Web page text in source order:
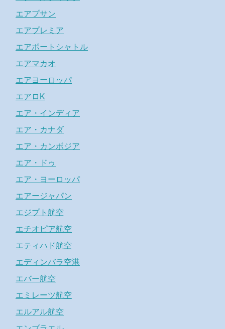
エアプサン
エアプレミア
エアポートシャトル
エアマカオ
エアヨーロッパ
エアロK
エア・インディア
エア・カナダ
エア・カンボジア
エア・ドゥ
エア・ヨーロッパ
エアージャパン
エジプト航空
エチオピア航空
エティハド航空
エディンバラ空港
エバー航空
エミレーツ航空
エルアル航空